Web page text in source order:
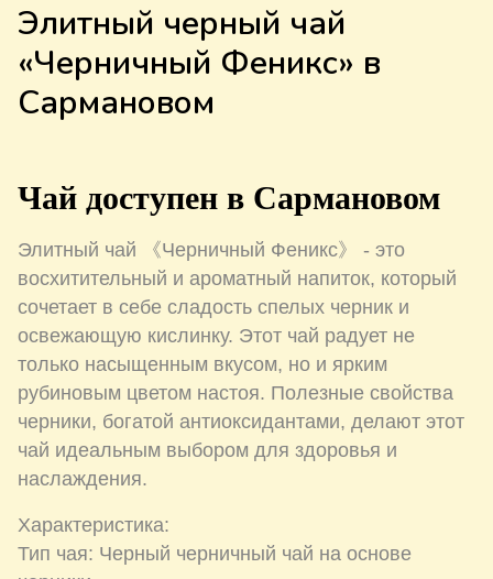
Элитный черный чай
«Черничный Феникс» в
Сармановом
Чай доступен в Сармановом
Элитный чай 《Черничный Феникс》 - это
восхитительный и ароматный напиток, который
сочетает в себе сладость спелых черник и
освежающую кислинку. Этот чай радует не
только насыщенным вкусом, но и ярким
рубиновым цветом настоя. Полезные свойства
черники, богатой антиоксидантами, делают этот
чай идеальным выбором для здоровья и
наслаждения.
Характеристика:
Тип чая: Черный черничный чай на основе